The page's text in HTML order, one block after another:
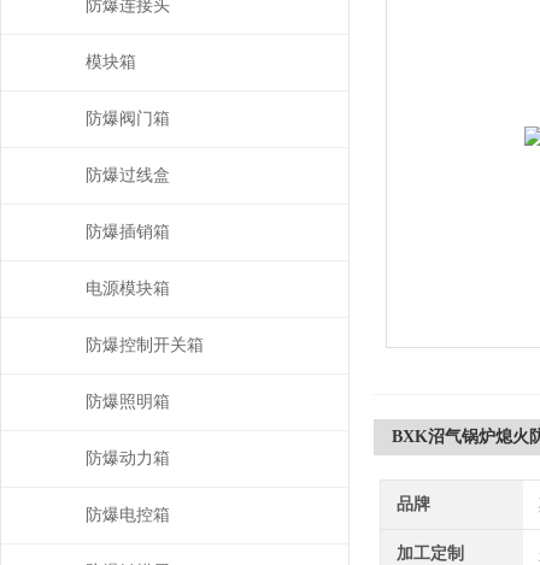
BXK沼气锅炉熄火
品牌
加工定制
防爆连接头
模块箱
防爆阀门箱
防爆过线盒
防爆插销箱
电源模块箱
防爆控制开关箱
防爆照明箱
防爆动力箱
防爆电控箱